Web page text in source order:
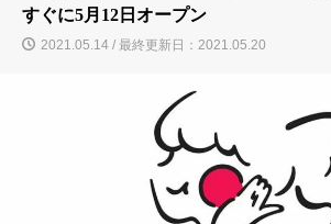
すぐに5月12日オープン
2021.05.14 / 最終更新日：2021.05.20